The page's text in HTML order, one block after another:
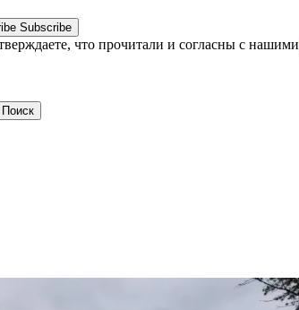
Subscribe
что прочитали и согласны с нашими
Поиск